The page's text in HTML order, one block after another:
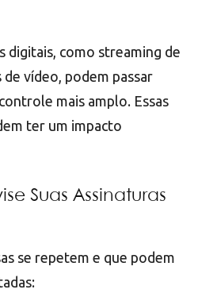
digitais, como streaming de
vídeo, podem passar
mais amplo. Essas
ter um impacto
Suas Assinaturas
se repetem e que podem